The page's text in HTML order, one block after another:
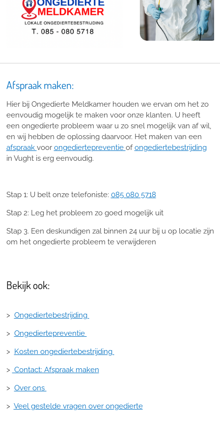
Afspraak maken:
Hier bij Ongedierte Meldkamer houden we ervan om het zo
eenvoudig mogelijk te maken voor onze klanten. U heeft
een ongedierte probleem waar u zo snel mogelijk van af wil,
en wij hebben de oplossing daarvoor. Het maken van een
afspraak voor ongediertepreventie ofongediertebestrijding
in Vught is erg eenvoudig.
Stap 1: U belt onze telefoniste: 085 080 5718
Stap 2: Leg het probleem zo goed mogelijk uit
Stap 3. Een deskundigen zal binnen 24 uur bij u op locatie zijn
om het ongedierte probleem te verwijderen
Bekijk ook:
> Ongediertebestrijding
> Ongediertepreventie
> Kosten ongediertebestrijding
> Contact: Afspraak maken
> Over ons
> Veel gestelde vragen over ongedierte